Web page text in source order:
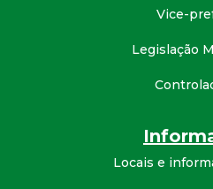
Vice-
Legislação
Locais e